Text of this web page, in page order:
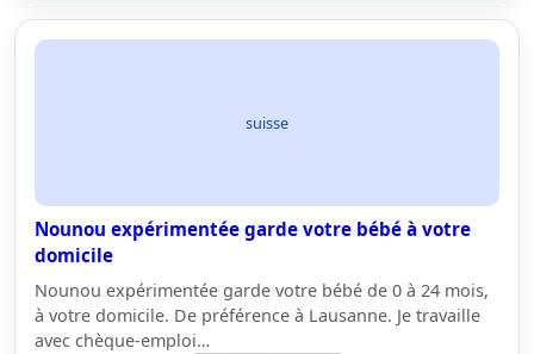
suisse
Nounou expérimentée garde votre bébé à votre
domicile
Nounou expérimentée garde votre bébé de 0 à 24 mois,
à votre domicile. De préférence à Lausanne. Je travaille
avec chèque-emploi…